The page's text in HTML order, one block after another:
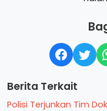
Berita Terkait
Polisi Terjunkan Tim